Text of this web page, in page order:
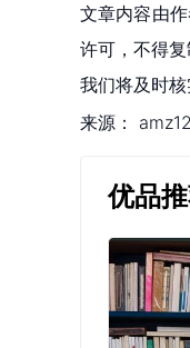
文章内容由
许可，不得
我们将及时
来源：
优品